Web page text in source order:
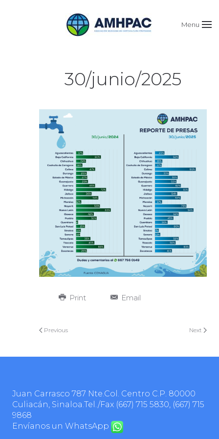
Menu
30/junio/2025
Print Email
Previous Next
Juan Carrasco 787 Nte.Col. Centro C.P. 80000
Culiacán, Sinaloa.Tel./Fax (667) 715 5830 (667) 715
9868
Envíanos un WhatsApp